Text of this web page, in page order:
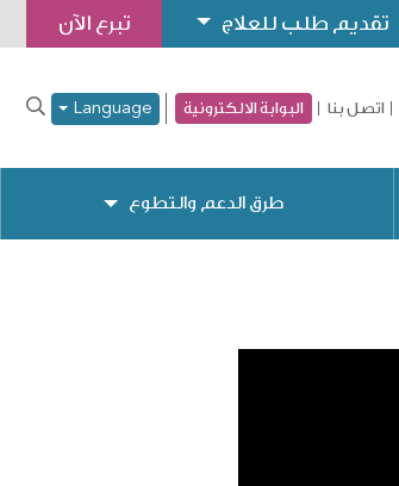
تبرع الآن تقديم طلب للعلاج
اتصل بنا البوابة الالكترونية Language
طرق الدعم والتطوع